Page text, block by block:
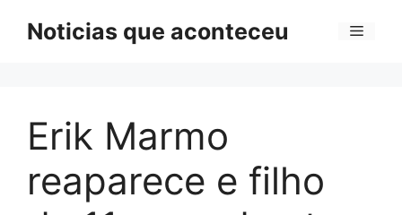
Noticias que aconteceu Menu
Erik Marmo
reaparece e filho